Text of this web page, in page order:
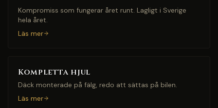
Kompromiss som fungerar året runt. Lagligt i Sverige
hela året.
Läs mer
Kompletta hjul
Däck monterade på fälg, redo att sättas på bilen.
Läs mer